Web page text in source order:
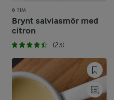
6 TIM
Brynt salviasmör med
citron
(23)